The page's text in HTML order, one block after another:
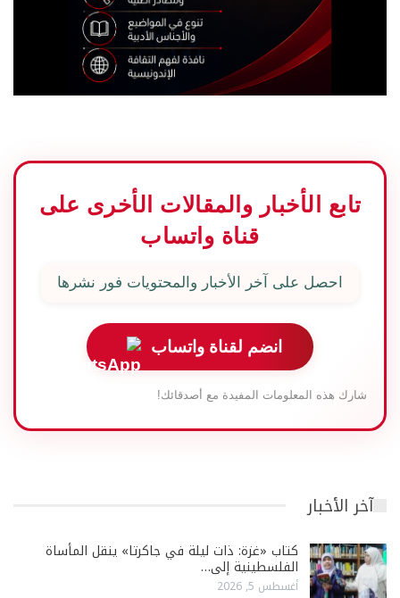
تابع الأخبار والمقالات الأخرى على
قناة واتساب
احصل على آخر الأخبار والمحتويات فور نشرها
انضم لقناة واتساب
شارك هذه المعلومات المفيدة مع أصدقائك!
آخر الأخبار
كتاب «غزة: ذات ليلة في جاكرتا» ينقل المأساة
الفلسطينية إلى…
أغسطس 5, 2026